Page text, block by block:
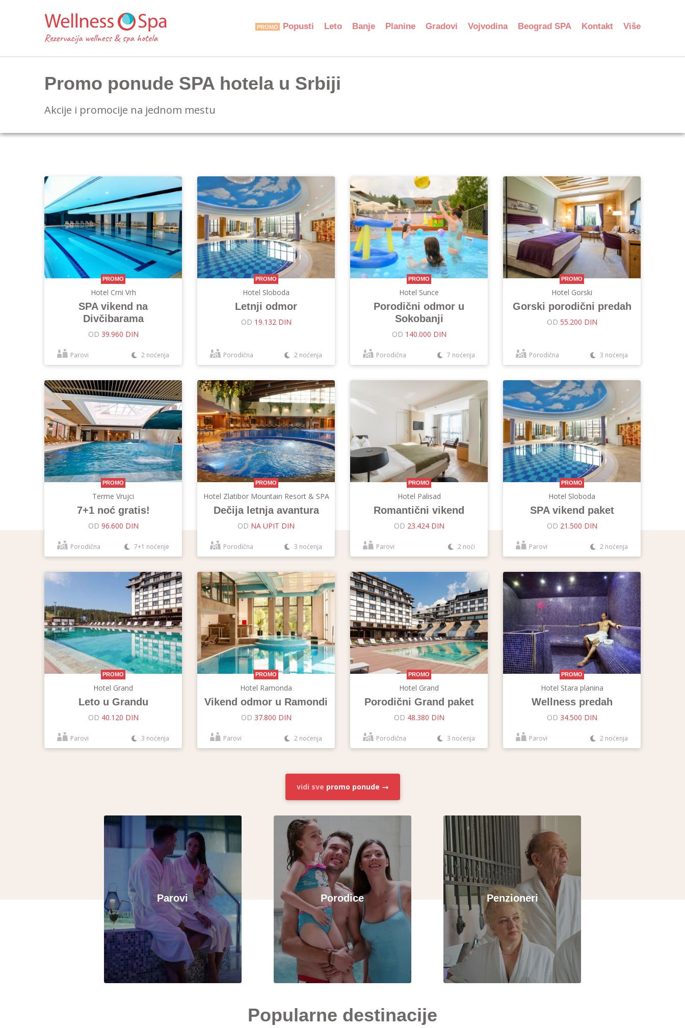
Popusti Leto Banje Planine Gradovi Vojvodina Beograd SPA Kontakt Više
Promo ponude SPA hotela u Srbiji
Akcije i promocije na jednom mestu
PROMO
Hotel Crni Vrh
SPA vikend na
Divčibarama
OD 39.960 DIN
Parovi 2 noćenja
PROMO
Hotel Sloboda
Letnji odmor
OD 19.132 DIN
Porodična 2 noćenja
PROMO
Hotel Sunce
Porodični odmor u
Sokobanji
OD 140.000 DIN
Porodična 7 noćenja
PROMO
Hotel Gorski
Gorski porodični predah
OD 55.200 DIN
Porodična 3 noćenja
PROMO
Terme Vrujci
7+1 noć gratis!
OD 96.600 DIN
Porodična 7+1 noćenje
PROMO
Hotel Zlatibor Mountain Resort & SPA
Dečija letnja avantura
OD NA UPIT DIN
Porodična 3 noćenja
PROMO
Hotel Palisad
Romantični vikend
OD 23.424 DIN
Parovi 2 noći
PROMO
Hotel Sloboda
SPA vikend paket
OD 21.500 DIN
Parovi 2 noćenja
PROMO
Hotel Grand
Leto u Grandu
OD 40.120 DIN
Parovi 3 noćenja
PROMO
Hotel Ramonda
Vikend odmor u Ramondi
OD 37.800 DIN
Parovi 2 noćenja
PROMO
Hotel Grand
Porodični Grand paket
OD 48.380 DIN
Porodična 3 noćenja
PROMO
Hotel Stara planina
Wellness predah
OD 34.500 DIN
Parovi 2 noćenja
vidi sve promo ponude
Parovi Porodice Penzioneri
Popularne destinacije